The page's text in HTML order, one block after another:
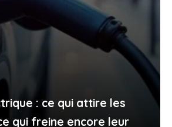
: ce qui attire les
qui freine encore leur